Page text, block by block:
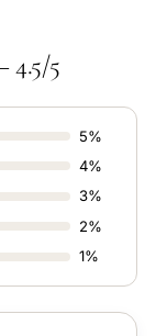
4.5/5
5%
4%
3%
2%
1%